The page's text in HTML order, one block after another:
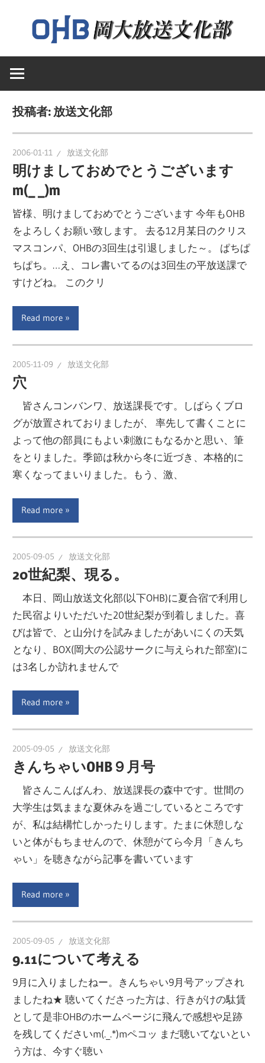
ン
へ
学
放
送
（OHB）
岡
大
学
部
の
ウ
ェ
ブ
ペ
ー
で
す
投稿者: 放送文化部
2006-01-11 放送文化部
明けましておめでとうございます
m(_ _)m
皆様、明けましておめでとうございます 今年もOHB
をよろしくお願い致します。 去る12月某日のクリス
マスコンパ、OHBの3回生は引退しました～。 ぱちぱ
ちぱち。…え、コレ書いてるのは3回生の平放送課で
すけどね。 このクリ
Read more
2005-11-09 放送文化部
穴
皆さんコンバンワ、放送課長です。しばらくブロ
グが放置されておりましたが、 率先して書くことに
よって他の部員にもよい刺激にもなるかと思い、筆
をとりました。季節は秋から冬に近づき、本格的に
寒くなってまいりました。もう、激、
Read more
2005-09-05 放送文化部
20世紀梨、現る。
本日、岡山放送文化部(以下OHB)に夏合宿で利用し
た民宿よりいただいた20世紀梨が到着しました。喜
びは皆で、と山分けを試みましたがあいにくの天気
となり、BOX(岡大の公認サークに与えられた部室)に
は3名しか訪れませんで
Read more
2005-09-05 放送文化部
きんちゃいOHB９月号
皆さんこんばんわ、放送課長の森中です。世間の
大学生は気ままな夏休みを過ごしているところです
が、私は結構忙しかったりします。たまに休憩しな
いと体がもちませんので、休憩がてら今月「きんち
ゃい」を聴きながら記事を書いています
Read more
2005-09-05 放送文化部
9.11について考える
9月に入りましたねー。きんちゃい9月号アップされ
ましたね★ 聴いてくださった方は、行きがけの駄賃
として是非OHBのホームページに飛んで感想や足跡
を残してくださいm(._.*)mペコッ まだ聴いてないとい
う方は、今すぐ聴い